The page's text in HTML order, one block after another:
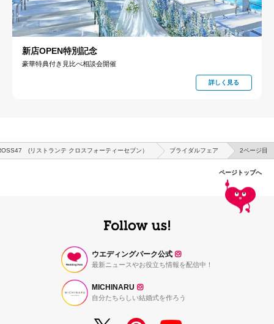
新店OPEN特別記念
豪華特典付き見比べ相談会開催
詳しく見る
(リストランテ クロスフォーティーセブン） ブライダルフェア 2ページ目
ページトップへ
ウエディングパーク公式
最新ニュースやお役立ち情報を配信中！
MICHINARU
自分たちらしい結婚式を作ろう